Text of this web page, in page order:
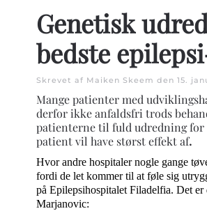
Genetisk
bedste
Skrevet af Maiken Skeem den 15.
Mange patienter med
derfor ikke anfaldsfri trods
patienterne til fuld udredning for
patient vil have størst effekt af.
Hvor andre hospitaler nogle gange
fordi de let kommer til at føle sig
på Epilepsihospitalet Filadelfia. Det
Marjanovic: